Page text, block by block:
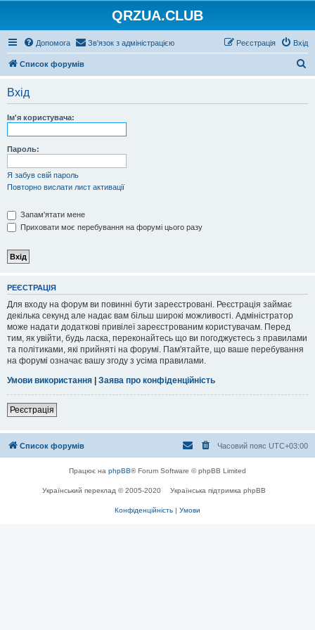
QRZUA.CLUB
Допомога Зв'язок з адміністрацією Вхід
Реєстрація
Список форумів
Вхід
Ім'я користувача:
Пароль:
Я забув свій пароль
Повторно вислати лист активації
Запам'ятати мене
Приховати моє перебування на форумі цього разу
РЕЄСТРАЦІЯ
Для входу на форум ви повинні бути зареєстровані. Реєстрація займає
декілька секунд але надає вам більш широкі можливості. Адміністратор
може надати додаткові привілеї зареєстрованим користувачам. Перед
тим, як увійти, будь ласка, переконайтесь що ви погоджуєтесь з правилами
та політиками, які прийняті на форумі. Пам'ятайте, що ваше перебування
на форумі означає вашу згоду з усіма правилами.
Умови використання | Заява про конфіденційність
Реєстрація
Список форумів Часовий пояс UTC+03:00
Працює на phpBB® Forum Software © phpBB Limited
Український переклад © 2005-2020 Українська підтримка phpBB
Конфіденційність | Умови